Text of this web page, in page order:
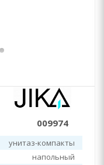
009974
унитаз-компакты
напольный